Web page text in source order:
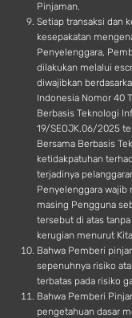
Pinjaman.
Setiap transaksi dan
kesepakatan
Penyelenggara,
dilakukan melalui
diwajibkan
Indonesia Nomor 40
Berbasis Teknologi
19/SEOJK.06/2025
Bersama Berbasis
ketidakpatuhan
terjadinya
Penyelenggara
masing Pengguna
tersebut di atas
kerugian menurut
Bahwa Pemberi
sepenuhnya risiko
terbatas pada risiko
Bahwa Pemberi
pengetahuan dasar